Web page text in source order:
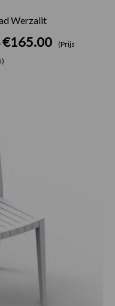
Werzalit
€165.00
(Prijs